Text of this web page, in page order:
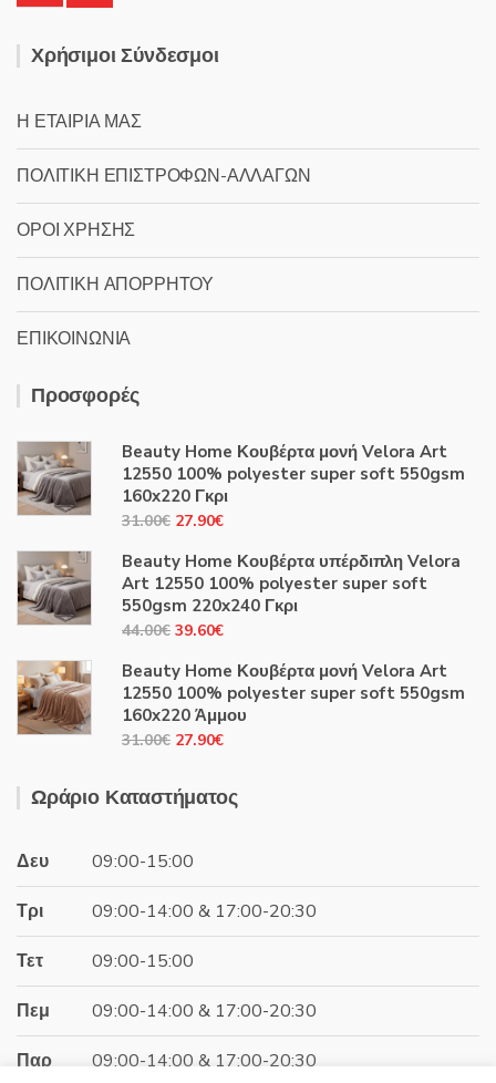
Χρήσιμοι Σύνδεσμοι
Η ΕΤΑΙΡΙΑ ΜΑΣ
ΠΟΛΙΤΙΚΗ ΕΠΙΣΤΡΟΦΩΝ-ΑΛΛΑΓΩΝ
ΟΡΟΙ ΧΡΗΣΗΣ
ΠΟΛΙΤΙΚΗ ΑΠΟΡΡΗΤΟΥ
ΕΠΙΚΟΙΝΩΝΙΑ
Προσφορές
Beauty Home Κουβέρτα μονή Velora Art
12550 100% polyester super soft 550gsm
160x220 Γκρι
31.00€ Original
was:
31.00€.
27.90€Η
τιμή
είναι:
27.90€.
Beauty Home Κουβέρτα υπέρδιπλη Velora
Art 12550 100% polyester super soft
550gsm 220x240 Γκρι
44.00€ Original
was:
44.00€.
39.60€Η
τιμή
είναι:
39.60€.
Beauty Home Κουβέρτα μονή Velora Art
12550 100% polyester super soft 550gsm
160x220 Άμμου
31.00€ Original
was:
27.90€Η
τιμή
Ωράριο Καταστήματος
Δευ 09:00-15:00
Τρι 09:00-14:00 & 17:00-20:30
Τετ 09:00-15:00
Πεμ 09:00-14:00 & 17:00-20:30
Παρ 09:00-14:00 & 17:00-20:30